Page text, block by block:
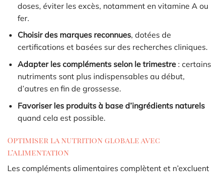
doses, éviter les excès, notamment en vitamine A ou
fer.
Choisir des marques reconnues, dotées de
certifications et basées sur des recherches cliniques.
Adapter les compléments selon le trimestre: certains
nutriments sont plus indispensables au début,
d’autres en fin de grossesse.
Favoriser les produits à base d’ingrédients naturels
quand cela est possible.
Optimiser la nutrition globale avec
l’alimentation
Les compléments alimentaires complètent et n’excluent